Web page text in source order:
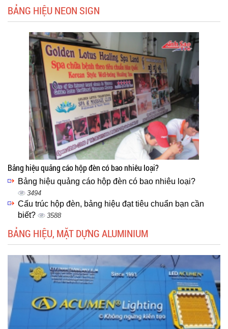
BẢNG HIỆU NEON SIGN
Bảng hiệu quảng cáo hộp đèn có bao nhiêu loại?
Bảng hiệu quảng cáo hộp đèn có bao nhiêu loại?
3494
Cấu trúc hộp đèn, bảng hiệu đạt tiêu chuẩn bạn cần
biết?
3588
BẢNG HIỆU, MẶT DỰNG ALUMINIUM